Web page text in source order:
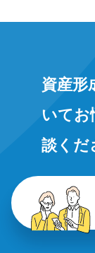
資産形
いてお
談くだ